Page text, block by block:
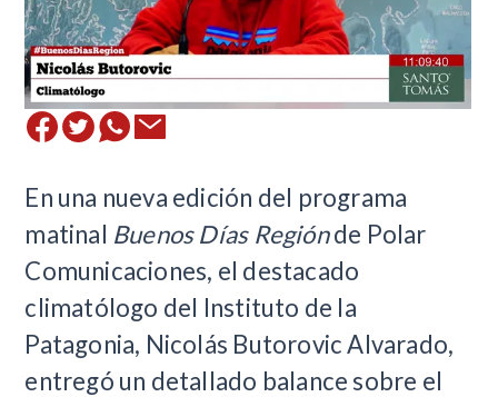
En una nueva edición del programa
matinal Buenos Días Regiónde Polar
Comunicaciones, el destacado
climatólogo del Instituto de la
Patagonia, Nicolás Butorovic Alvarado,
entregó un detallado balance sobre el